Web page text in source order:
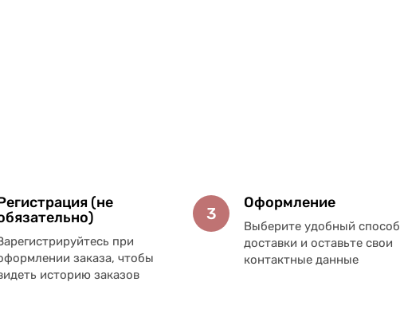
(не
при
заказа, чтобы
историю заказов
3
Оформление
Выберите удобный способ
доставки и оставьте свои
контактные данные